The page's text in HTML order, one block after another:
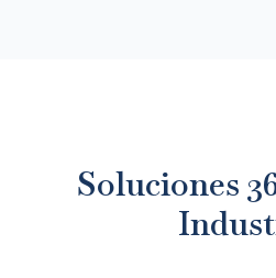
Soluciones